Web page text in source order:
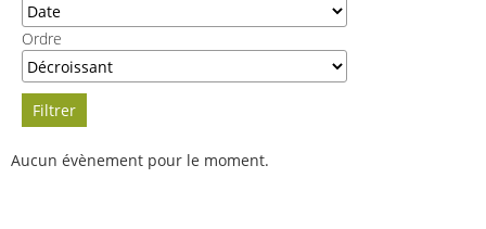
Ordre
Filtrer
Aucun évènement pour le moment.